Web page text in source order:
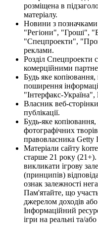
розміщена в
матеріалу.
Новини з
"Регіони", "Гроші",
"Спецпроекти",
реклами.
Розділ Спецпроекти
комерційними
Будь яке копіювання,
поширення
"Інтерфакс-Україна",
Власник веб-
публікації.
Будь-яке копіювання,
фотографічних
правовласника Getty
Матеріали сайту
старше 21 року (21+).
викликати ігрову
(принципів)
ознак залежності
Пам'ятайте, що
джерелом доходів
Інформаційний
ігри на реальні та/